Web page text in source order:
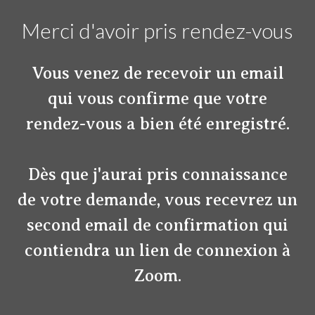
Merci d'avoir pris rendez-vous
Vous venez de recevoir un email
qui vous confirme que votre
rendez-vous a bien été enregistré.
Dès que j'aurai pris connaissance
de votre demande, vous recevrez un
second email de confirmation qui
contiendra un lien de connexion à
Zoom.